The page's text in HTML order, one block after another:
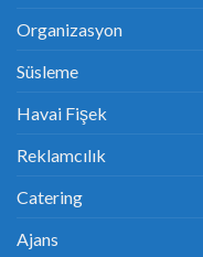
Organizasyon
Süsleme
Havai Fişek
Reklamcılık
Catering
Ajans